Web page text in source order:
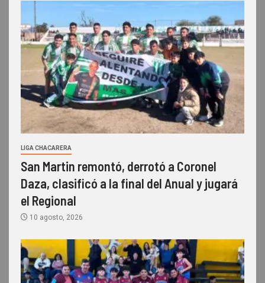
LIGA CHACARERA
San Martin remontó, derrotó a Coronel
Daza, clasificó a la final del Anual y jugará
el Regional
10 agosto, 2026